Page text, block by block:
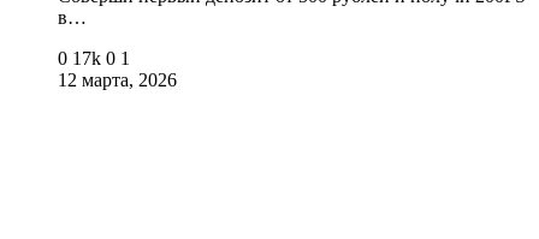
в…
0 17k 0 1
12 марта, 2026